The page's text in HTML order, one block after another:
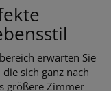
erwarten Sie
sich ganz nach
größere Zimmer